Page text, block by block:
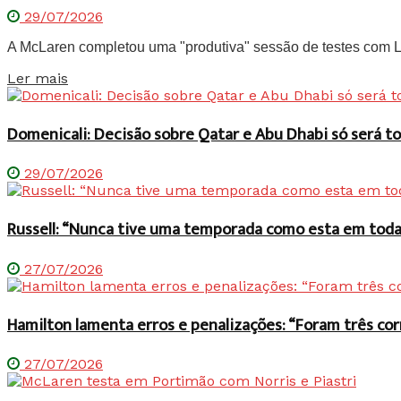
29/07/2026
A McLaren completou uma "produtiva" sessão de testes
Ler mais
Domenicali: Decisão sobre Qatar e Abu Dhabi só será
29/07/2026
Russell: “Nunca tive uma temporada como esta em
27/07/2026
Hamilton lamenta erros e penalizações: “Foram três
27/07/2026